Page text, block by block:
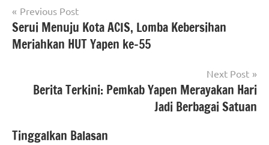
Navigasi
pos
Previous Post
Serui Menuju Kota ACIS, Lomba Kebersihan
Meriahkan HUT Yapen ke-55
Next Post
Berita Terkini: Pemkab Yapen Merayakan Hari
Jadi Berbagai Satuan
Tinggalkan Balasan